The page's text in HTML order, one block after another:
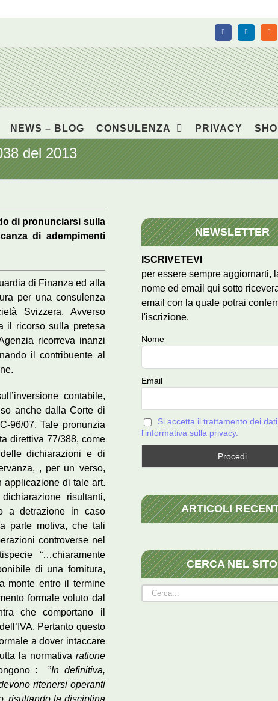
FacebookLinkedIn Rss
NEWS – BLOG CONSULENZA PRIVACY
del 2013
di pronunciarsi sulla
di adempimenti
di Finanza ed alla
per una consulenza
Svizzera. Avverso
il ricorso sulla pretesa
ricorreva inanzi
il contribuente al
contabile,
anche dalla Corte di
96/07. Tale pronunzia
direttiva 77/388, come
dichiarazioni e di
, per un verso,
applicazione di tale art.
risultanti,
a detrazione in caso
parte motiva, che tali
controverse nel
“…chiaramente
di una fornitura,
monte entro il termine
formale voluto dal
che comportano il
Pertanto questo
a dover intaccare
la normativa ratione
: ”In definitiva,
ritenersi operanti
risultando la disciplina
NEWSLETTER
ISCRIVETEVI
per essere sempre aggiornarti,
nome ed email qui sotto
email con la quale potrai
l'iscrizione.
Nome
Email
Si accetta il trattamento dei
l'informativa sulla privacy.
ARTICOLI
CERCA NEL SITO
Cerca
per: